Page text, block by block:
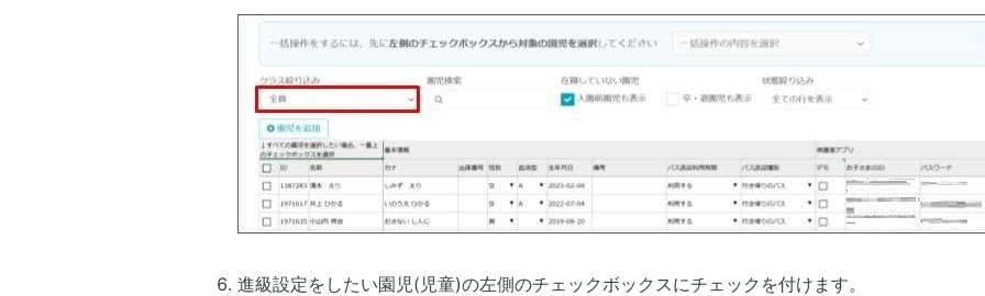
進級設定をしたい園児(児童)の左側のチェックボックスにチェックを付けます。